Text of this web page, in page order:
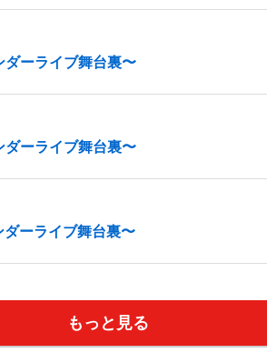
ダーライブ舞台裏〜
ダーライブ舞台裏〜
ーライブ舞台裏〜
もっと見る